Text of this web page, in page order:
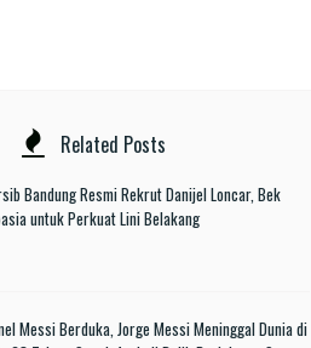
Related Posts
Bandung Resmi Rekrut Danijel Loncar, Bek
untuk Perkuat Lini Belakang
Messi Berduka, Jorge Messi Meninggal Dunia di